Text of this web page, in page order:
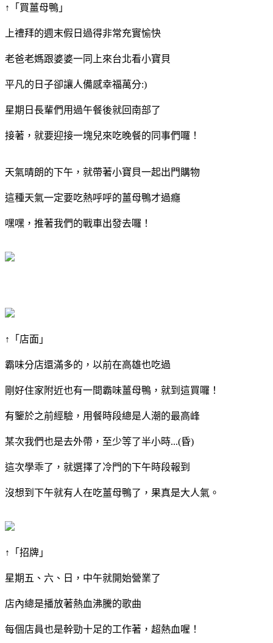
↑「買薑母鴨」
上禮拜的週末假日過得非常充實愉快
老爸老媽跟婆婆一同上來台北看小寶貝
平凡的日子卻讓人備感幸福萬分:)
星期日長輩們用過午餐後就回南部了
接著，就要迎接一塊兒來吃晚餐的同事們囉！
天氣晴朗的下午，就帶著小寶貝一起出門購物
這種天氣一定要吃熱呼呼的薑母鴨才過癮
嘿嘿，推著我們的戰車出發去囉！
↑「店面」
霸味分店還滿多的，以前在高雄也吃過
剛好住家附近也有一間霸味薑母鴨，就到這買囉！
有鑒於之前經驗，用餐時段總是人潮的最高峰
某次我們也是去外帶，至少等了半小時...(昏)
這次學乖了，就選擇了冷門的下午時段報到
沒想到下午就有人在吃薑母鴨了，果真是大人氣。
↑「招牌」
星期五、六、日，中午就開始營業了
店內總是播放著熱血沸騰的歌曲
每個店員也是幹勁十足的工作著，超熱血喔！